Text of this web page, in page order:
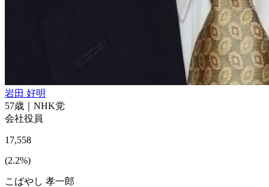
岩田 好明
57歳｜ NHK党
会社役員
17,558
(2.2%)
こばやし 孝一郎